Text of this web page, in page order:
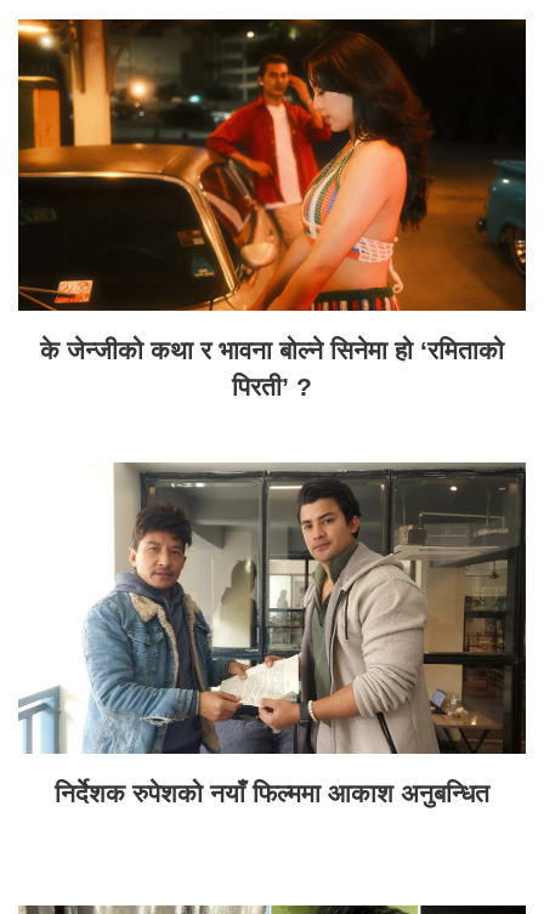
के जेन्जीको कथा र भावना बोल्ने सिनेमा हो ‘रमिताको
पिरती’ ?
निर्देशक रुपेशको नयाँ फिल्ममा आकाश अनुबन्धित